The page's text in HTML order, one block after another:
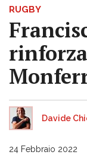
RUGBY
Davide
24 Febbraio 2022